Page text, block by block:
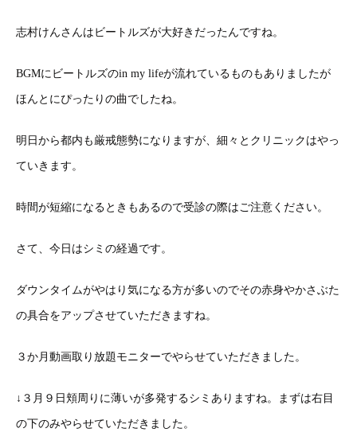
志村けんさんはビートルズが大好きだったんですね。
BGMにビートルズのin my lifeが流れているものもありましたが
ほんとにぴったりの曲でしたね。
明日から都内も厳戒態勢になりますが、細々とクリニックはやっ
ていきます。
時間が短縮になるときもあるので受診の際はご注意ください。
さて、今日はシミの経過です。
ダウンタイムがやはり気になる方が多いのでその赤身やかさぶた
の具合をアップさせていただきますね。
３か月動画取り放題モニターでやらせていただきました。
↓３月９日頬周りに薄いが多発するシミありますね。まずは右目
の下のみやらせていただきました。